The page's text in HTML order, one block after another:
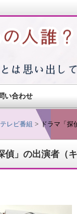
偵」の出演者（
テレビ番組 ドラマ「探
はいつ
ですね。思い出そう
い合わせ